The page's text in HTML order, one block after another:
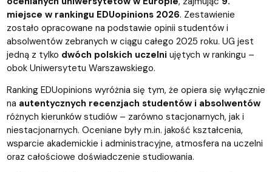
miejsce w rankingu EDUopinions 2026. Zestawienie
zostało opracowane na podstawie opinii studentów i
absolwentów zebranych w ciągu całego 2025 roku. UG jest
jedną z tylko dwóch polskich uczelni ujętych w rankingu –
obok Uniwersytetu Warszawskiego.
Ranking EDUopinions wyróżnia się tym, że opiera się wyłącznie
na autentycznych recenzjach studentów i absolwentów
różnych kierunków studiów – zarówno stacjonarnych, jak i
niestacjonarnych. Oceniane były m.in. jakość kształcenia,
wsparcie akademickie i administracyjne, atmosfera na uczelni
oraz całościowe doświadczenie studiowania.